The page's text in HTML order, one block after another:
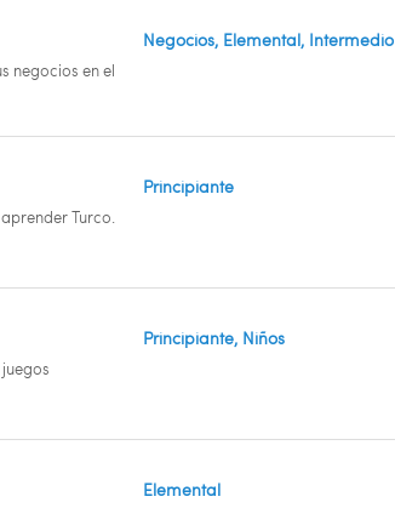
negocios en el
Negocios, Elemental, Intermedio
Turco.
Principiante
Principiante, Niños
Elemental